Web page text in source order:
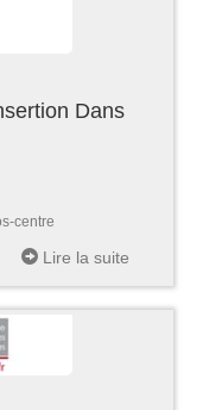
Dans
centre
Lire la suite